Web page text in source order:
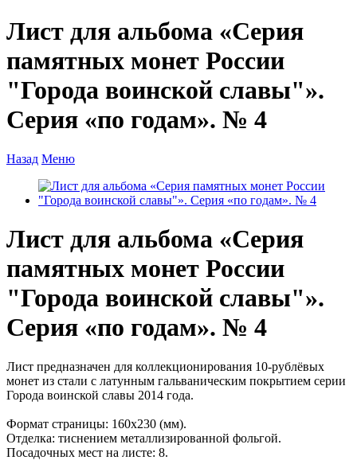
Лист для альбома «Серия
памятных монет России
"Города воинской славы"».
Серия «по годам». № 4
Назад Меню
Лист для альбома «Серия
памятных монет России
"Города воинской славы"».
Серия «по годам». № 4
Лист предназначен для коллекционирования 10-рублёвых
монет из стали с латунным гальваническим покрытием серии
Города воинской славы 2014 года.
Формат страницы: 160х230 (мм).
Отделка: тиснением металлизированной фольгой.
Посадочных мест на листе: 8.